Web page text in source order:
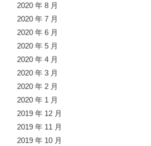
2020 年 8 月
2020 年 7 月
2020 年 6 月
2020 年 5 月
2020 年 4 月
2020 年 3 月
2020 年 2 月
2020 年 1 月
2019 年 12 月
2019 年 11 月
2019 年 10 月